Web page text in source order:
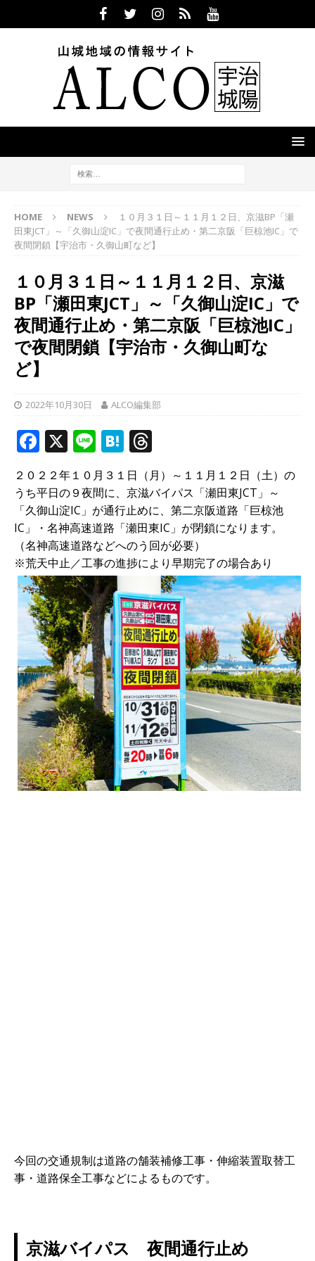
HOME NEWS
１０月３１日～１１月１２日、京滋BP「瀬
田東JCT」～「久御山淀IC」で夜間通行止め・第二京阪「巨椋池IC」で
夜間閉鎖【宇治市・久御山町など】
１０月３１日～１１月１２日、京滋
BP「瀬田東JCT」～「久御山淀IC」で
夜間通行止め・第二京阪「巨椋池IC」
で夜間閉鎖【宇治市・久御山町な
ど】
2022年10月30日 ALCO編集部
F
a
c
e
b
o
o
k
X Li
n
e
H
at
e
n
a
h
r
e
a
d
s
２０２２年１０月３１日（月）～１１月１２日（土）の
うち平日の９夜間に、京滋バイパス「瀬田東JCT」～
「久御山淀IC」が通行止めに、第二京阪道路「巨椋池
IC」・名神高速道路「瀬田東IC」が閉鎖になります。
（名神高速道路などへのう回が必要）
※荒天中止／工事の進捗により早期完了の場合あり
今回の交通規制は道路の舗装補修工事・伸縮装置取替工
事・道路保全工事などによるものです。
京滋バイパス 夜間通行止め